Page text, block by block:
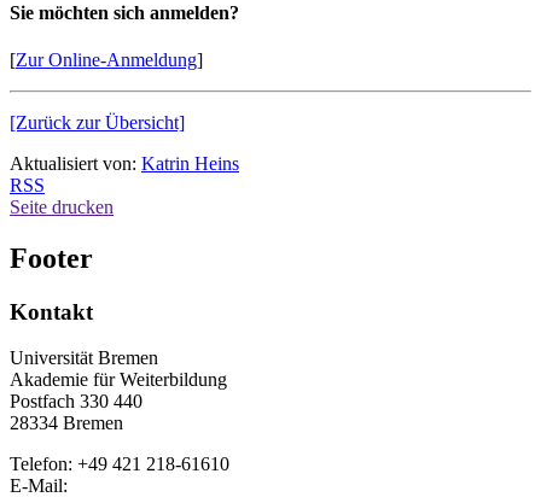
Sie möchten sich anmelden?
[Zur Online-Anmeldung]
[Zurück zur Übersicht]
Aktualisiert von: Katrin Heins
RSS
Seite drucken
Footer
Kontakt
Universität Bremen
Akademie für Weiterbildung
Postfach 330 440
28334 Bremen
Telefon: +49 421 218-61610
E-Mail: